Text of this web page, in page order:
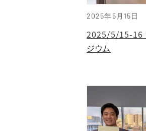
2025年5月15日
2025/5/15-16
ジウム